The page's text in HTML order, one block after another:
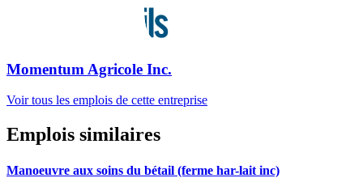
Momentum Agricole Inc.
Voir tous les emplois de cette entreprise
Emplois similaires
Manoeuvre aux soins du bétail (ferme har-lait inc)